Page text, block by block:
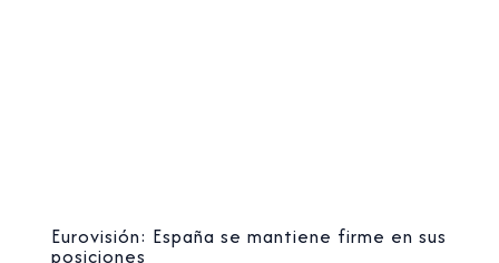
Eurovisión: España se mantiene firme en sus
posiciones